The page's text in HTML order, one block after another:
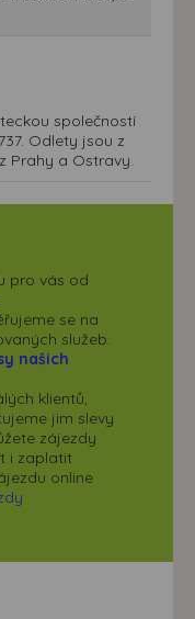
společností
Odlety jsou z
Prahy a Ostravy.
pro vás od
se na
služeb.
našich
klientů,
jim slevy
zájezdy
i zaplatit
online